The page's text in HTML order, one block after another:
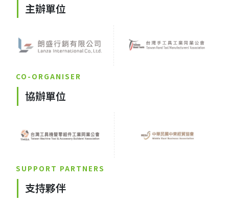
主辦單位
CO-ORGANISER
協辦單位
SUPPORT PARTNERS
支持夥伴